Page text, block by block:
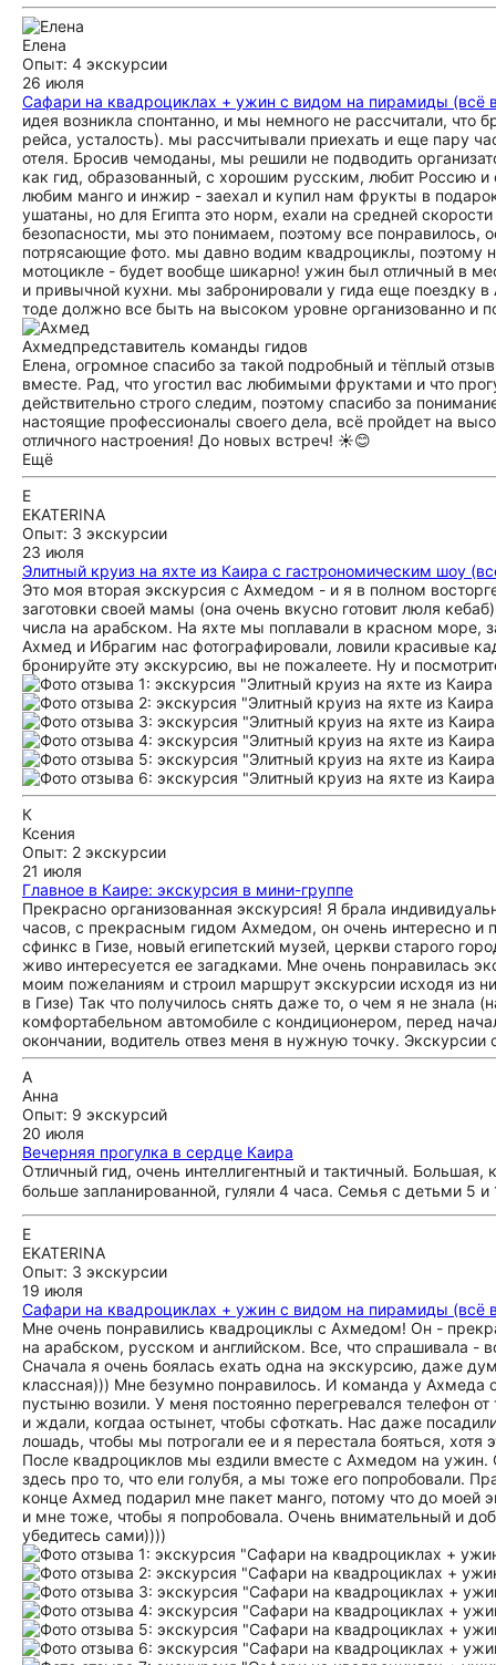
Елена
Опыт: 4 экскурсии
26 июля
Сафари на квадроциклах + ужин с видом на пирамиды (всё
идея возникла спонтанно, и мы немного не рассчитали, что
рейса, усталость). мы рассчитывали приехать и еще пару
отеля. Бросив чемоданы, мы решили не подводить
как гид, образованный, с хорошим русским, любит Россию
любим манго и инжир - заехал и купил нам фрукты в
ушатаны, но для Египта это норм, ехали на средней
безопасности, мы это понимаем, поэтому все понравилось,
потрясающие фото. мы давно водим квадроциклы, поэтому
мотоцикле - будет вообще шикарно! ужин был отличный в
и привычной кухни. мы забронировали у гида еще поездку
тоде должно все быть на высоком уровне организованно и
Ахмедпредставитель команды гидов
Елена, огромное спасибо за такой подробный и тёплый
вместе. Рад, что угостил вас любимыми фруктами и что
действительно строго следим, поэтому спасибо за
настоящие профессионалы своего дела, всё пройдет на
отличного настроения! До новых встреч! ☀️😊
Ещё
E
EKATERINA
Опыт: 3 экскурсии
23 июля
Элитный круиз на яхте из Каира с гастрономическим шоу
Это моя вторая экскурсия с Ахмедом - и я в полном
заготовки своей мамы (она очень вкусно готовит люля
числа на арабском. На яхте мы поплавали в красном море,
Ахмед и Ибрагим нас фотографировали, ловили красивые
бронируйте эту экскурсию, вы не пожалеете. Ну и
К
Ксения
Опыт: 2 экскурсии
21 июля
Главное в Каире: экскурсия в мини-группе
Прекрасно организованная экскурсия! Я брала
часов, с прекрасным гидом Ахмедом, он очень интересно
сфинкс в Гизе, новый египетский музей, церкви старого
живо интересуется ее загадками. Мне очень понравилась
моим пожеланиям и строил маршрут экскурсии исходя из
в Гизе) Так что получилось снять даже то, о чем я не
комфортабельном автомобиле с кондиционером, перед
окончании, водитель отвез меня в нужную точку.
А
Анна
Опыт: 9 экскурсий
20 июля
Вечерняя прогулка в сердце Каира
Отличный гид, очень интеллигентный и тактичный.
больше запланированной, гуляли 4 часа. Семья с детьми 5
E
EKATERINA
Опыт: 3 экскурсии
19 июля
Сафари на квадроциклах + ужин с видом на пирамиды (всё
Мне очень понравились квадроциклы с Ахмедом! Он -
на арабском, русском и английском. Все, что спрашивала
Сначала я очень боялась ехать одна на экскурсию, даже
классная))) Мне безумно понравилось. И команда у Ахмеда
пустыню возили. У меня постоянно перегревался телефон
и ждали, когдаа остынет, чтобы сфоткать. Нас даже
лошадь, чтобы мы потрогали ее и я перестала бояться,
После квадроциклов мы ездили вместе с Ахмедом на ужин.
здесь про то, что ели голубя, а мы тоже его попробовали.
конце Ахмед подарил мне пакет манго, потому что до моей
и мне тоже, чтобы я попробовала. Очень внимательный и
убедитесь сами))))